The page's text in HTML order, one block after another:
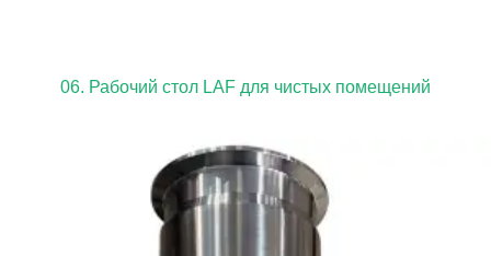
06. Рабочий стол LAF для чистых помещений